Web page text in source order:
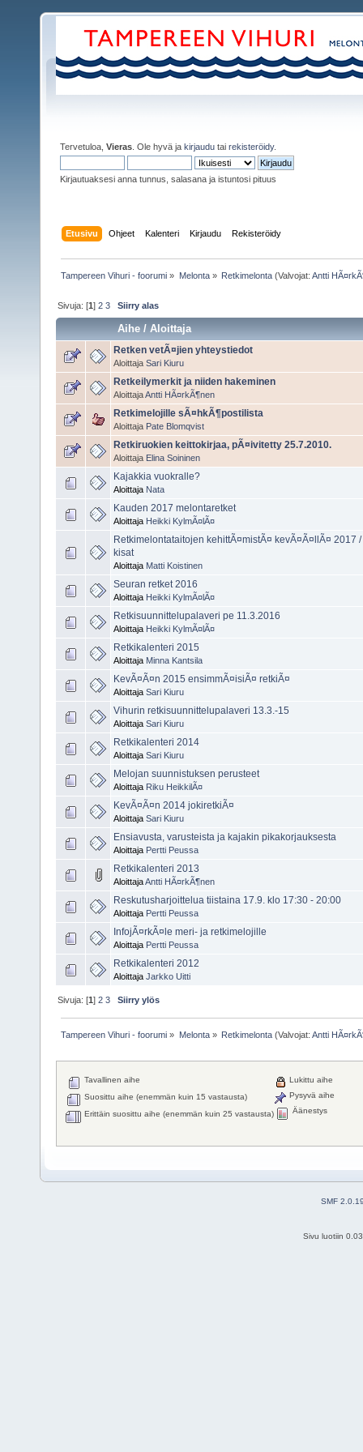
Tervetuloa, Vieras . Ole hyvä ja kirjaudu tai rekisteröidy.
Kirjautuaksesi anna tunnus, salasana ja istuntosi pituus
Etusivu Ohjeet Kalenteri Kirjaudu Rekisteröidy
Tampereen Vihuri - foorumi » Melonta» Retkimelonta(Valvojat: Antti
Sivuja: [1]2 3 Siirry alas
Aihe /Aloittaja
Retken vetÃ¤jien yhteystiedot
Aloittaja Sari Kiuru
Retkeilymerkit ja niiden hakeminen
AloittajaAntti HÃ¤rkÃ¶nen
Retkimelojille sÃ¤hkÃ¶postilista
Aloittaja Pate Blomqvist
Retkiruokien keittokirjaa, pÃ¤ivitetty 25.7.2010.
Aloittaja Elina Soininen
Kajakkia vuokralle?
Aloittaja Nata
Kauden 2017 melontaretket
Aloittaja Heikki KylmÃ¤lÃ¤
Retkimelontataitojen kehittÃ¤mistÃ¤ kevÃ¤Ã¤llÃ¤ 2017
kisat
Aloittaja Matti Koistinen
Seuran retket 2016
Aloittaja Heikki KylmÃ¤lÃ¤
Retkisuunnittelupalaveri pe 11.3.2016
Aloittaja Heikki KylmÃ¤lÃ¤
Retkikalenteri 2015
Aloittaja Minna Kantsila
KevÃ¤Ã¤n 2015 ensimmÃ¤isiÃ¤ retkiÃ¤
Aloittaja Sari Kiuru
Vihurin retkisuunnittelupalaveri 13.3.-15
Aloittaja Sari Kiuru
Retkikalenteri 2014
Aloittaja Sari Kiuru
Melojan suunnistuksen perusteet
Aloittaja Riku HeikkilÃ¤
KevÃ¤Ã¤n 2014 jokiretkiÃ¤
Aloittaja Sari Kiuru
Ensiavusta, varusteista ja kajakin pikakorjauksesta
Aloittaja Pertti Peussa
Retkikalenteri 2013
AloittajaAntti HÃ¤rkÃ¶nen
Reskutusharjoittelua tiistaina 17.9. klo 17:30 - 20:00
Aloittaja Pertti Peussa
InfojÃ¤rkÃ¤le meri- ja retkimelojille
Aloittaja Pertti Peussa
Retkikalenteri 2012
Aloittaja Jarkko Uitti
Sivuja: [1]2 3 Siirry ylös
Tampereen Vihuri - foorumi » Melonta» Retkimelonta(Valvojat: Antti
Tavallinen aihe
Suosittu aihe (enemmän kuin 15 vastausta)
Erittäin suosittu aihe (enemmän kuin 25 vastausta)
Lukittu aihe
Pysyvä aihe
Äänestys
SMF
Sivu luotiin